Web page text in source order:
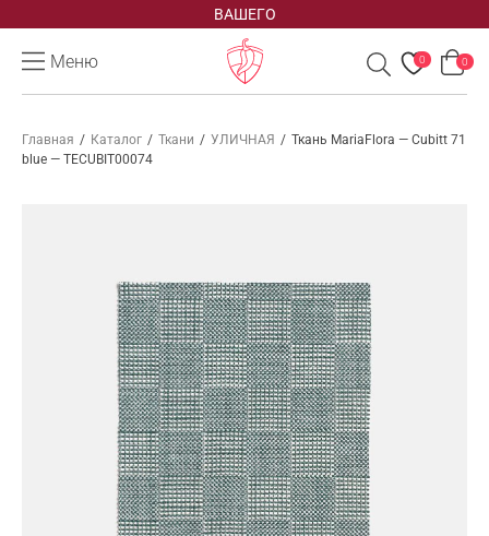
ВАШЕГО
Меню 0 0
Главная / Каталог / Ткани / УЛИЧНАЯ / Ткань MariaFlora — Cubitt 71
blue — TECUBIT00074